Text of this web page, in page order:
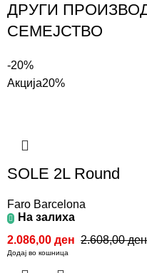
ДРУГИ
СЕМЕЈСТВО
-20%
Акција20%
SOLE 2L Round
Faro Barcelona
На залиха
2.608,00ден
2.086,00 ден
Додај во кошница